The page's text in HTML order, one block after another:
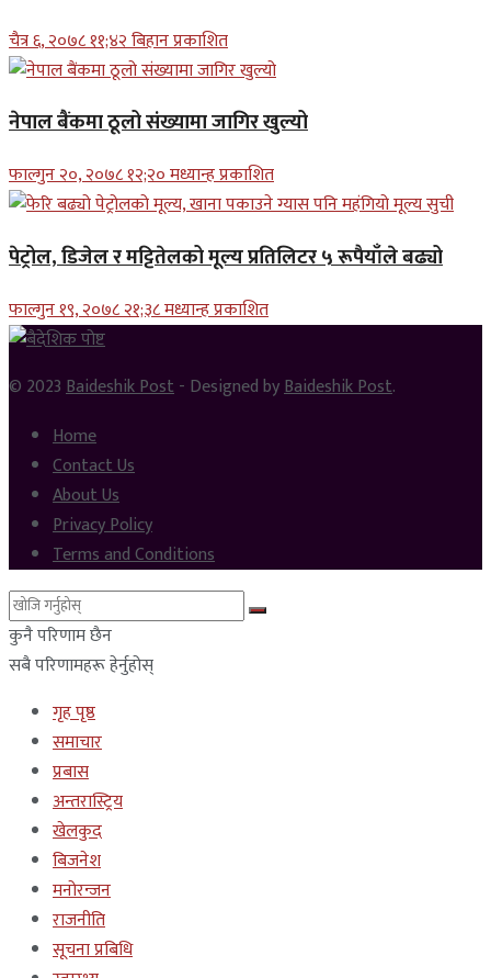
चैत्र ६, २०७८ ११;४२ बिहान प्रकाशित
नेपाल बैंकमा ठूलो संख्यामा जागिर खुल्यो
फाल्गुन २०, २०७८ १२;२० मध्यान्ह प्रकाशित
पेट्रोल, डिजेल र मट्टितेलको मूल्य प्रतिलिटर ५ रूपैयाँले बढ्यो
फाल्गुन १९, २०७८ २१;३८ मध्यान्ह प्रकाशित
© 2023Baideshik Post- Designed byBaideshik Post.
Home
Contact Us
About Us
Privacy Policy
Terms and Conditions
कुनै परिणाम छैन
सबै परिणामहरू हेर्नुहोस्
गृह पृष्ठ
समाचार
प्रबास
अन्तरास्ट्रिय
खेलकुद
बिजनेश
मनोरन्जन
राजनीति
सूचना प्रबिधि